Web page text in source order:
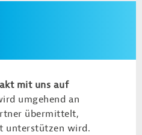
mit uns auf
umgehend an
übermittelt,
unterstützen wird.